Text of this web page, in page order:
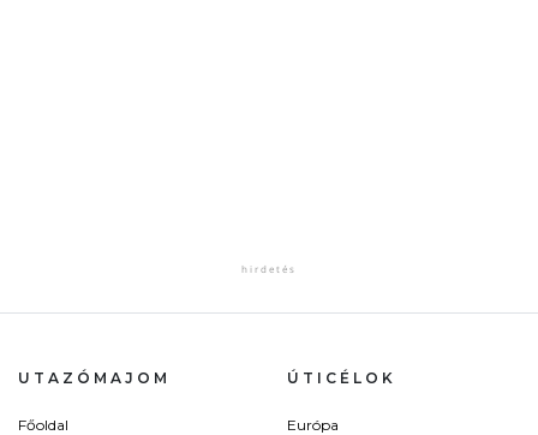
UTAZÓMAJOM
Főoldal
ÚTICÉLOK
Európa